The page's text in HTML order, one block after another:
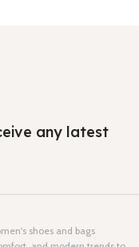
any latest
shoes and bags.